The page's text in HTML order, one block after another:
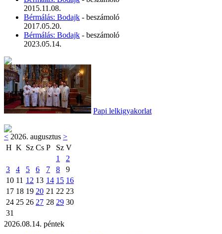
2015.11.08.
Bérmálás: Bodajk - beszámoló
2017.05.20.
Bérmálás: Bodajk - beszámoló
2023.05.14.
Papi lelkigyakorlat
< 2026. augusztus >
H K Sz Cs P Sz V
1
2
3
4 5 6 7 8
9
10 11 12 13 14 15 16
17 18 19 20 21 22 23
24 25 26 27 28 29 30
31
2026.08.14. péntek